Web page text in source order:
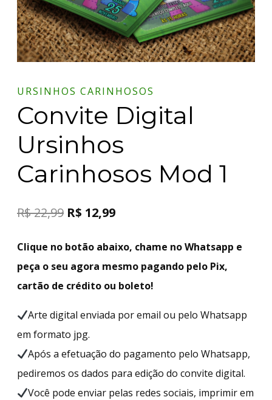
URSINHOS CARINHOSOS
Convite Digital
Ursinhos
Carinhosos Mod 1
R$22,99 R$ 12,99
Clique no botão abaixo, chame no Whatsapp e
peça o seu agora mesmo pagando pelo Pix,
cartão de crédito ou boleto!
Arte digital enviada por email ou pelo Whatsapp
em formato jpg.
Após a efetuação do pagamento pelo Whatsapp,
pediremos os dados para edição do convite digital.
Você pode enviar pelas redes sociais, imprimir em